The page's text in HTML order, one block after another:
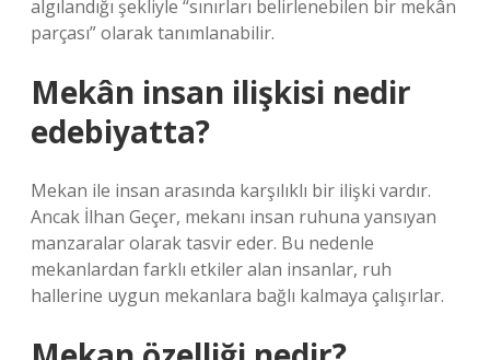
algılandığı şekliyle “sınırları belirlenebilen bir mekân
parçası” olarak tanımlanabilir.
Mekân insan ilişkisi nedir
edebiyatta?
Mekan ile insan arasında karşılıklı bir ilişki vardır.
Ancak İlhan Geçer, mekanı insan ruhuna yansıyan
manzaralar olarak tasvir eder. Bu nedenle
mekanlardan farklı etkiler alan insanlar, ruh
hallerine uygun mekanlara bağlı kalmaya çalışırlar.